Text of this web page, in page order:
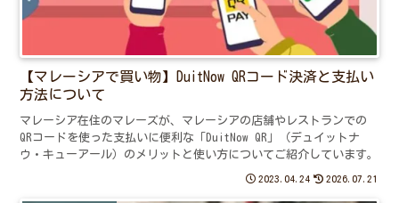
【マレーシアで買い物】DuitNow QRコード決済と支払い
方法について
マレーシア在住のマレーズが、マレーシアの店舗やレストランでの
QRコードを使った支払いに便利な「DuitNow QR」（デュイットナ
ウ・キューアール）のメリットと使い方についてご紹介しています。
2023.04.24 2026.07.21